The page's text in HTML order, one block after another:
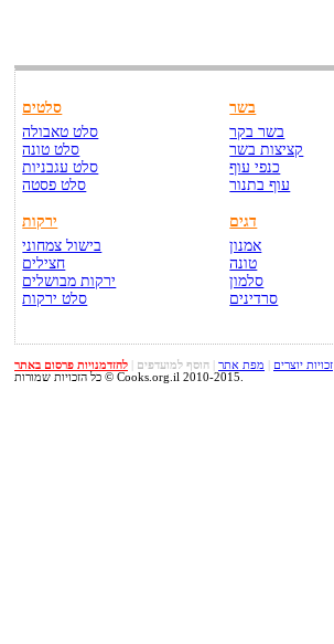
סלטים
סלט טאבולה
סלט טונה
סלט עגבניות
סלט פסטה
ירקות
בישול צמחוני
חצילים
ירקות מבושלים
סלט ירקות
בשר
בשר בקר
קציצות בשר
כנפי עוף
עוף בתנור
דגים
אמנון
טונה
סלמון
סרדינים
זכויות יוצרים מפת אתר הוסף למועדפים
להזדמנויות פרסום באתר
כל הזכויות שמורות © Cooks.org.il 2010-2015.